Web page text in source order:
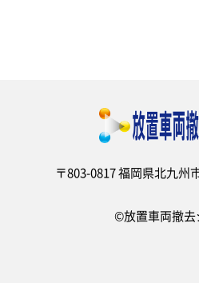
〒803-0817 福岡県北九州
©放置車両撤去